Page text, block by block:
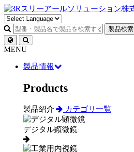
製品検索
MENU
製品情報
Products
製品紹介 カテゴリ一覧
デジタル顕微鏡